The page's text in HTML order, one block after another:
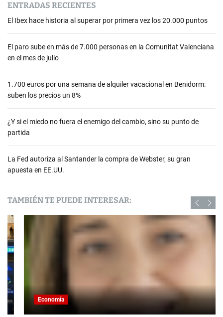
ENTRADAS RECIENTES
El Ibex hace historia al superar por primera vez los 20.000 puntos
El paro sube en más de 7.000 personas en la Comunitat Valenciana
en el mes de julio
1.700 euros por una semana de alquiler vacacional en Benidorm:
suben los precios un 8%
¿Y si el miedo no fuera el enemigo del cambio, sino su punto de
partida
La Fed autoriza al Santander la compra de Webster, su gran
apuesta en EE.UU.
TAMBIÉN TE PUEDE INTERESAR:
Economía